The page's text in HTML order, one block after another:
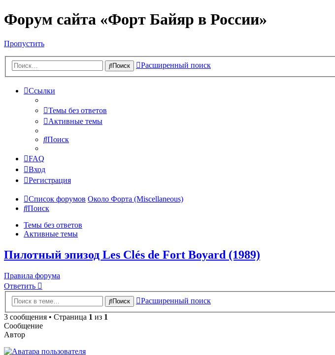
Форум сайта «Форт Байяр в России»
Пропустить
Поиск Расширенный поиск
Ссылки
Темы без ответов
Активные темы
Поиск
FAQ
Вход
Регистрация
Список форумов Около Форта (Miscellaneous)
Поиск
Темы без ответов
Активные темы
Пилотный эпизод Les Clés de Fort Boyard (1989)
Правила форума
Ответить
Поиск
Расширенный поиск
3 сообщения • Страница 1 из 1
Сообщение
Автор